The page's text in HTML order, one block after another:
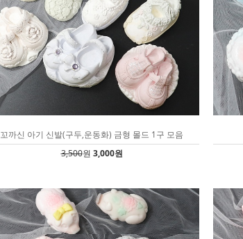
꼬까신 아기 신발(구두,운동화) 금형 몰드 1구 모음
3,500원 3,000원